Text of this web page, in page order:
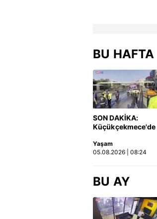
BU HAFTA
SON DAKİKA:
Küçükçekmece'de
Otomobil, İETT
otobüsüne çarptı: 3
Yaşam
05.08.2026 | 08:24
BU AY